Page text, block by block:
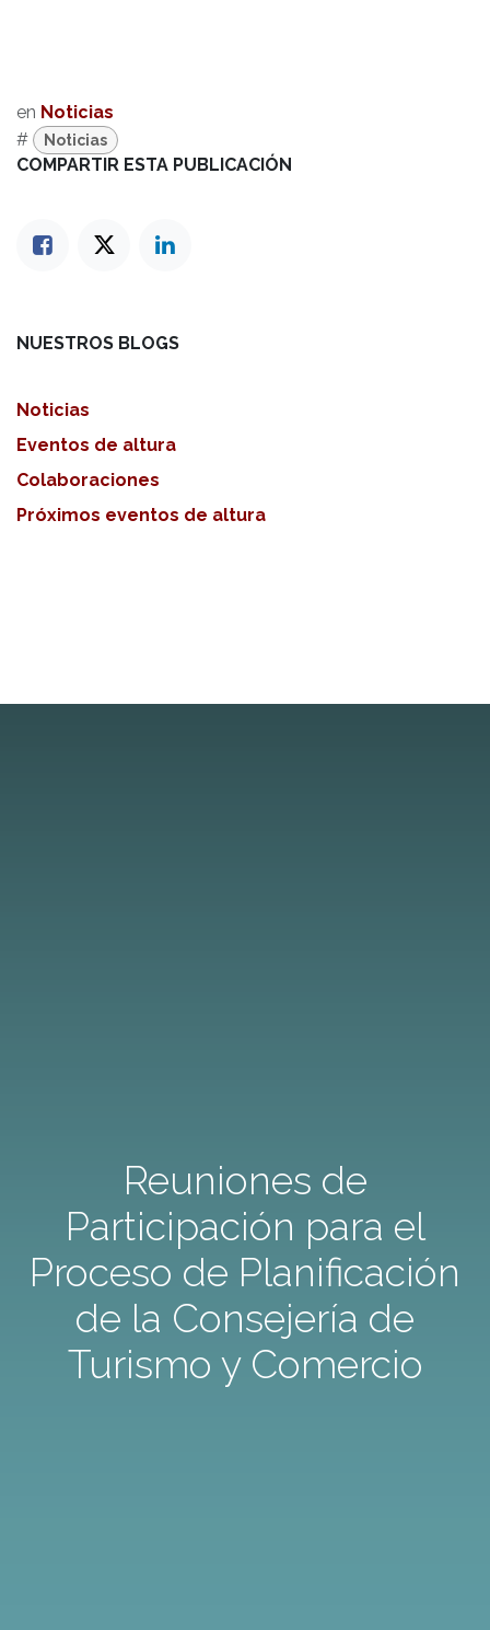
en Noticias
#
Noticias
COMPARTIR ESTA PUBLICACIÓN
NUESTROS BLOGS
Noticias
Eventos de altura
Colaboraciones
Próximos eventos de altura
Reuniones de
Participación para el
Proceso de Planificación
de la Consejería de
Turismo y Comercio